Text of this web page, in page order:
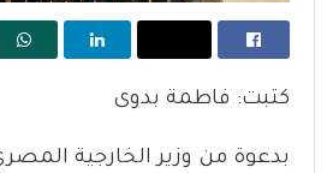
كتبت: فاطمة بدوى
بدعوة من وزير الخارجية